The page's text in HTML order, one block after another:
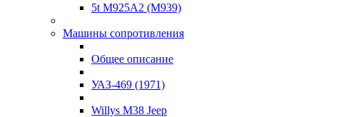
5t M925A2 (M939)
Машины сопротивления
Общее описание
УАЗ-469 (1971)
Willys M38 Jeep